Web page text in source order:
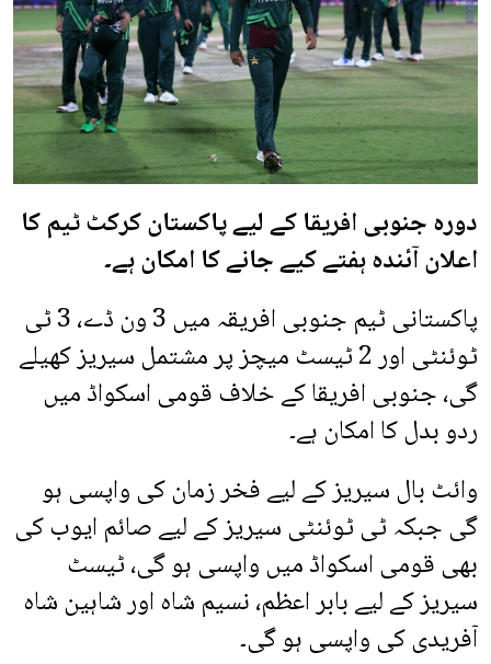
دورہ جنوبی افریقا کے لیے پاکستان کرکٹ ٹیم کا
اعلان آئندہ ہفتے کیے جانے کا امکان ہے۔
پاکستانی ٹیم جنوبی افریقہ میں 3 ون ڈے، 3 ٹی
ٹوئنٹی اور 2 ٹیسٹ میچز پر مشتمل سیریز کھیلے
گی، جنوبی افریقا کے خلاف قومی اسکواڈ میں
ردو بدل کا امکان ہے۔
وائٹ بال سیریز کے لیے فخر زمان کی واپسی ہو
گی جبکہ ٹی ٹوئنٹی سیریز کے لیے صائم ایوب کی
بھی قومی اسکواڈ میں واپسی ہو گی، ٹیسٹ
سیریز کے لیے بابر اعظم، نسیم شاہ اور شاہین شاہ
آفریدی کی واپسی ہو گی۔